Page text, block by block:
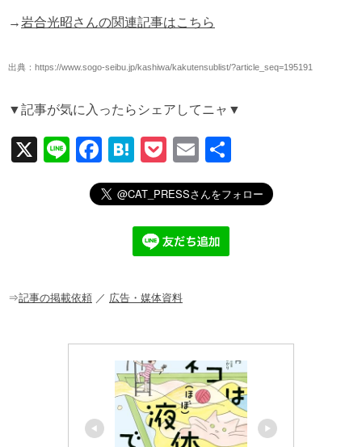
→岩合光昭さんの関連記事はこちら
出典：https://www.sogo-seibu.jp/kashiwa/kakutensublist/?article_seq=195191
▼記事が気に入ったらシェアしてニャ▼
X
Li
F
a
c
o
H
at
e
n
a
P
o
ck
et
E
m
ail
有
⇒記事の掲載依頼 ／ 広告・媒体資料